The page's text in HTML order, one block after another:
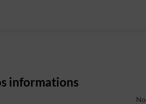
informations